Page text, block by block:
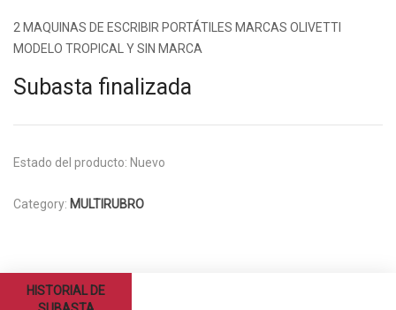
2 MAQUINAS DE ESCRIBIR PORTÁTILES MARCAS OLIVETTI
MODELO TROPICAL Y SIN MARCA
Subasta finalizada
Estado del producto: Nuevo
Category: MULTIRUBRO
HISTORIAL DE